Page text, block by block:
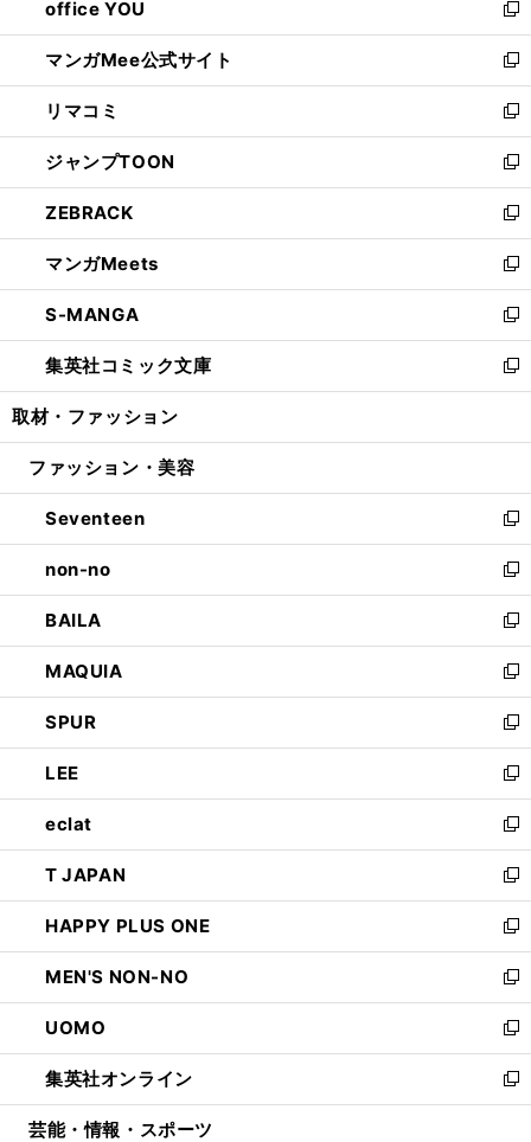
く
で
開
く
ィ
ン
ド
ウ
で
開
く
い
ウ
ィ
ン
ド
ウ
で
開
く
office YOU
新
し
い
ウ
ィ
ン
ド
ウ
で
開
く
マンガMee公式サイト
新
し
い
ウ
ィ
ン
ド
ウ
で
開
く
リマコミ
新
し
い
ウ
ィ
ン
ド
ウ
で
開
く
ジャンプTOON
新
し
い
ウ
ィ
ン
ド
ウ
で
開
ZEBRACK
新
し
い
ウ
ィ
ン
ド
ウ
開
マンガMeets
新
し
い
ウ
ィ
ン
ウ
開
く
S-MANGA
新
し
い
ウ
ン
ウ
で
開
く
集英社コミック文庫
新
し
ウ
ン
ド
ウ
で
開
く
取材・ファッション
ファッション・美容
Seventeen
新
し
い
ウ
ィ
ン
ド
ウ
で
開
く
non-no
新
し
い
ウ
ィ
ン
ド
ウ
で
開
く
BAILA
新
し
い
ウ
ィ
ン
ド
ウ
で
開
く
MAQUIA
新
し
い
ウ
ィ
ン
ド
ウ
で
開
く
SPUR
新
し
い
ウ
ィ
ン
ド
ウ
で
開
く
LEE
新
し
い
ウ
ィ
ン
ド
ウ
で
開
く
eclat
新
し
い
ウ
ィ
ン
ド
ウ
で
開
く
T JAPAN
新
し
い
ウ
ィ
ン
ド
ウ
で
開
HAPPY PLUS ONE
新
し
い
ウ
ィ
ン
ド
ウ
MEN'S NON-NO
新
し
い
ウ
ィ
ン
UOMO
新
し
い
ウ
集英社オンライン
新
し
芸能・情報・スポーツ